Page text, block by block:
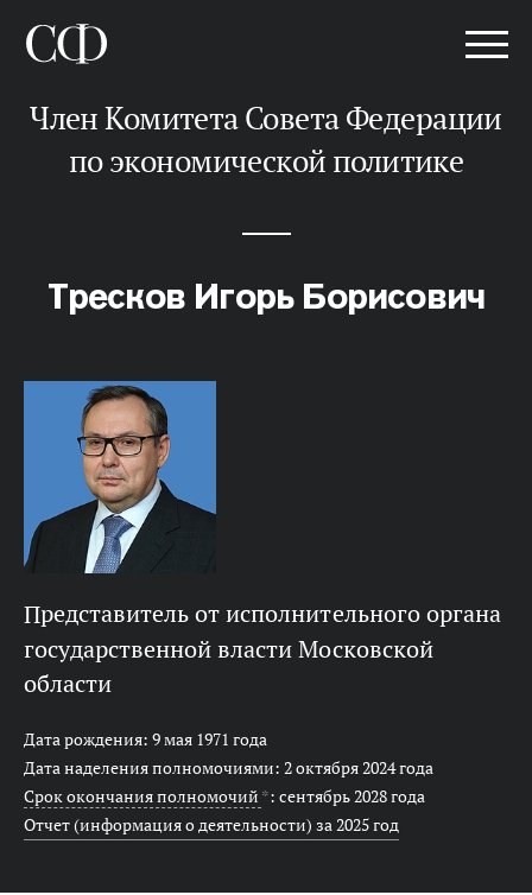
Член Комитета Совета Федерации
по экономической политике
Тресков Игорь Борисович
представитель от исполнительного органа
государственной власти Московской
области
Дата рождения: 9 мая 1971 года
Дата наделения полномочиями: 2 октября 2024 года
Срок окончания полномочий *: сентябрь 2028 года
Отчет (информация о деятельности) за 2025 год